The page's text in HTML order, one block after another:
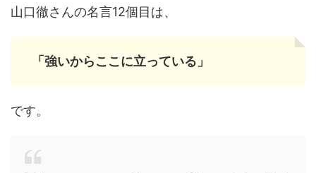
山口徹さんの名言12個目は、
「強いからここに立っている」
です。